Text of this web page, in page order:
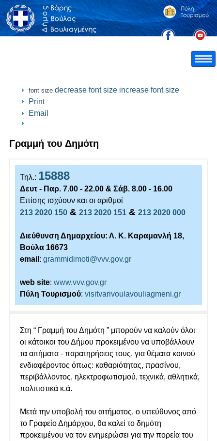
font size decrease font size increase font size
Print
Email
Γραμμή του Δημότη
Τηλ.: 15888
Δευτ - Παρ. 7.00 - 22.00 & Σάβ. 8.00 - 16.00
Επίσης ισχύουν και οι αριθμοί
213 2020 150 &213 2020 151 &213 2020 000
Διεύθυνση Δημαρχείου: Λ. Κ. Καραμανλή 18,
Βούλα 16673
email :grammidimoti@vvv.gov.gr
web site:www.vvv.gov.gr
Πύλη Τουρισμού:visitvarivoulavouliagmeni.gr
Στη “ Γραμμή του Δημότη ” μπορούν να καλούν όλοι
οι κάτοικοι του Δήμου προκειμένου να υποβάλλουν
τα αιτήματα - παρατηρήσεις τους, για θέματα κοινού
ενδιαφέροντος όπως: καθαριότητας, πρασίνου,
περιβάλλοντος, ηλεκτροφωτισμού, τεχνικά, αθλητικά,
πολιτιστικά κ.ά.
Μετά την υποβολή του αιτήματος, ο υπεύθυνος από
το Γραφείο Δημάρχου, θα καλεί το δημότη
προκειμένου να τον ενημερώσει για την πορεία του